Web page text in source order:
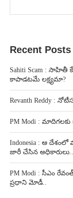
Recent Posts
Sahiti Scam : సాహితీ
కాపాడటమే లక్ష్యమా?
Revanth Reddy :
PM Modi :
Indonesia : ఆ
జారీ చేసిన
PM Modi : సీఎం
ప్రధాని మోడీ..